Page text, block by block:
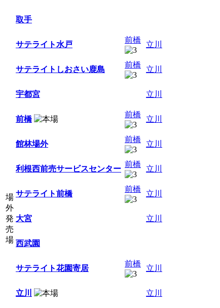
場
外
発
売
場
取手
サテライト水戸
前橋
立川
サテライトしおさい鹿島
前橋
立川
宇都宮 立川
前橋
前橋
立川
館林場外
前橋
立川
利根西前売サービスセンター
前橋
立川
サテライト前橋
前橋
立川
大宮 立川
西武園
サテライト花園寄居
前橋
立川
立川 立川